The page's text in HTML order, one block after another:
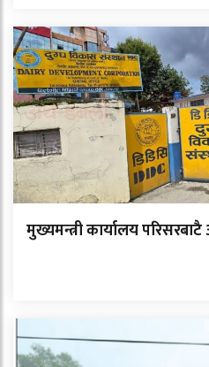
मुख्यमन्त्री कार्यालय परिसरबाटै